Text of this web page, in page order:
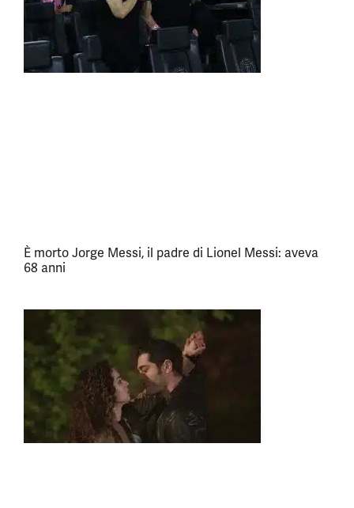
È morto Jorge Messi, il padre di Lionel Messi: aveva
68 anni